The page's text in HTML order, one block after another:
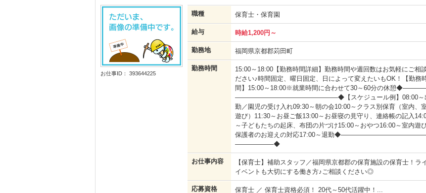
お仕事ID： 393644225
職種 保育士・保育園
給与 時給1,200円～
勤務地 福岡県京都郡苅田町
勤務時間
15:00～18:00【勤務時間詳細】勤務時間や週回数はお気軽にご相
ださい♪時間固定、曜日固定、日によって変えたいもOK！【勤務
間】15:00～18:00※就業時間に合わせて30～60分の休憩
――――――――――――――――◆【スケジュール例】08:00～
勤／園児の受け入れ09:30～朝の会10:00～クラス別保育（室内、
遊び）11:30～お昼ご飯13:00～お昼寝の見守り、連絡帳の記入
～子どもたちの起床、布団の片づけ15:00～おやつ16:00～室内遊び
保護者のお迎えの対応17:00～退勤
――――――◆
お仕事内容
【保育士】補助スタッフ／福岡県京都郡の保育施設の保育士！ラ
イベントも大切にする働き方♪ご相談ください◎
応募資格 保育士 ／ 保育士資格必須！ 20代～50代活躍中！...